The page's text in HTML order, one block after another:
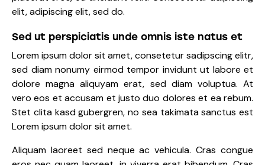
elit, adipiscing elit, sed do.
Sed ut perspiciatis unde omnis iste natus et
Lorem ipsum dolor sit amet, consetetur sadipscing elitr,
sed diam nonumy eirmod tempor invidunt ut labore et
dolore magna aliquyam erat, sed diam voluptua. At
vero eos et accusam et justo duo dolores et ea rebum.
Stet clita kasd gubergren, no sea takimata sanctus est
Lorem ipsum dolor sit amet.
Aliquam laoreet sed neque ac vehicula. Cras congue